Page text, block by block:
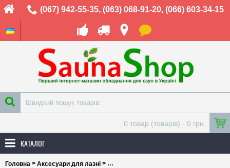
(067) 942-55-35, (063) 068-91-20, (066) 603-34-15
0 товар (товарів) - 0 грн.
КАТАЛОГ
Головна > Аксесуари для лазні > Запарники для лазні, відра для